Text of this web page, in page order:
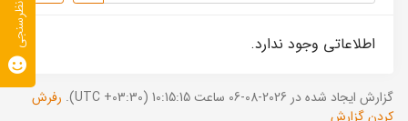
اطلاعاتی وجود ندارد.
گزارش ایجاد شده در 2026-08-06 ساعت 10:15:15 (UTC +03:30).
رفرش
کردن گزارش
نظرسنجی